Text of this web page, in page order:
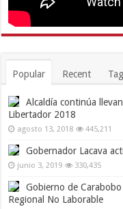
Popular Recent
Alcaldía continúa
Libertador 2018
agosto 13, 2018 445,211
Gobernador Lacava
junio 3, 2019 330,435
Gobierno de
Regional No Laborable